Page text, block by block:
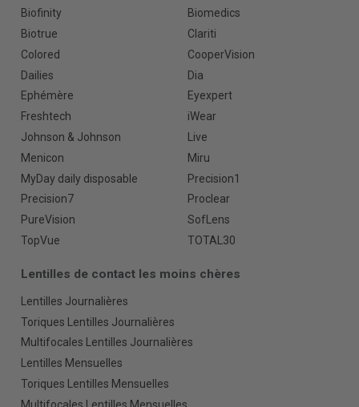
Biofinity
Biomedics
Biotrue
Clariti
Colored
CooperVision
Dailies
Dia
Ephémère
Eyexpert
Freshtech
iWear
Johnson & Johnson
Live
Menicon
Miru
MyDay daily disposable
Precision1
Precision7
Proclear
PureVision
SofLens
TopVue
TOTAL30
Lentilles de contact les moins chères
Lentilles Journalières
Toriques Lentilles Journalières
Multifocales Lentilles Journalières
Lentilles Mensuelles
Toriques Lentilles Mensuelles
Multifocales Lentilles Mensuelles